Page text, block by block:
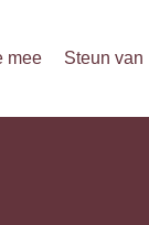
mee Steun van